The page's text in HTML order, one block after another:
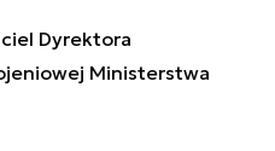
Dyrektora
Ministerstwa